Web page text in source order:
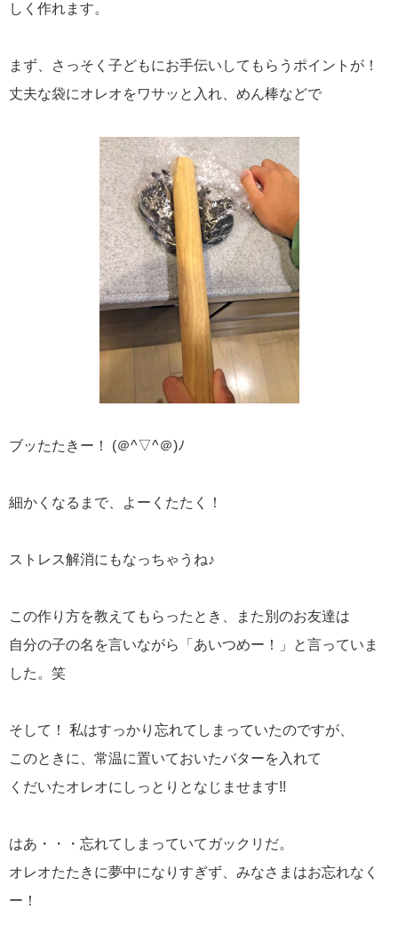
しく作れます。
まず、さっそく子どもにお手伝いしてもらうポイントが！
丈夫な袋にオレオをワサッと入れ、めん棒などで
ブッたたきー！ (＠^▽^＠)ﾉ
細かくなるまで、よーくたたく！
ストレス解消にもなっちゃうね♪
この作り方を教えてもらったとき、また別のお友達は
自分の子の名を言いながら「あいつめー！」と言っていま
した。笑
そして！ 私はすっかり忘れてしまっていたのですが、
このときに、常温に置いておいたバターを入れて
くだいたオレオにしっとりとなじませます!!
はあ・・・忘れてしまっていてガックリだ。
オレオたたきに夢中になりすぎず、みなさまはお忘れなく
ー！